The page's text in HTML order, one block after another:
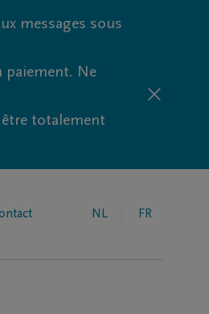
messages sous
paiement. Ne
totalement
NL FR